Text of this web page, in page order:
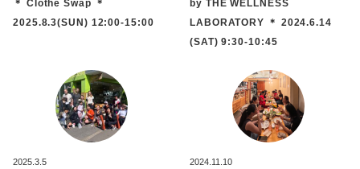
＊ Clothe Swap ＊
2025.8.3(SUN) 12:00-15:00
by THE WELLNESS
LABORATORY ＊ 2024.6.14
(SAT) 9:30-10:45
2025.3.5 2024.11.10